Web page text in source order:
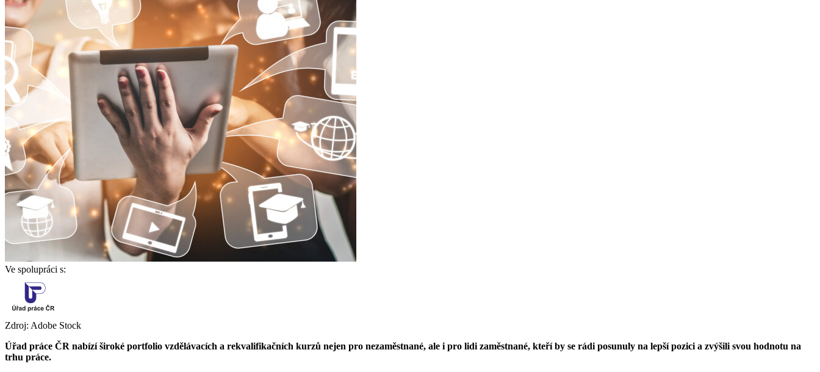
Ve spolupráci s:
Zdroj: Adobe Stock
Úřad práce ČR nabízí široké portfolio vzdělávacích a rekvalifikačních kurzů nejen pro nezaměstnané, ale i pro lidi zaměstnané, kteří by se rádi posunuly na lepší pozici a zvýšili svou hodnotu na
trhu práce.